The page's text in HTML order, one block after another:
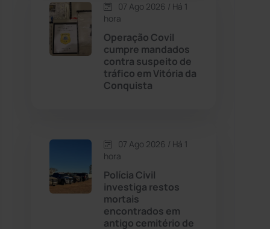
Cordeiros
Dom Basílio (391)
Érico Cardoso
Esportes
(24)
07 Ago 2026 / Há 1
hora
Operação Covil
cumpre mandados
contra suspeito de
tráfico em Vitória da
Conquista
07 Ago 2026 / Há 1
hora
Polícia Civil
investiga restos
mortais
encontrados em
antigo cemitério de